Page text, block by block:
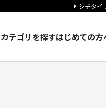
ジチタイ
カテゴリを探すはじめての方